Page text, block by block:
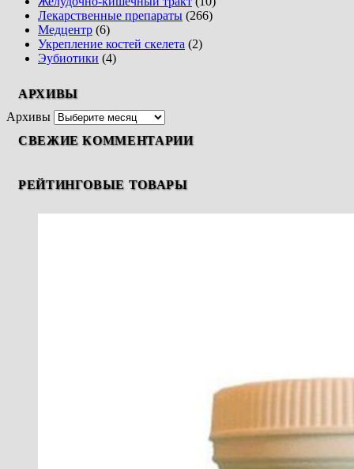
Лекарственные препараты (266)
Медцентр (6)
Укрепление костей скелета (2)
Эубиотики (4)
АРХИВЫ
Архивы
СВЕЖИЕ КОММЕНТАРИИ
РЕЙТИНГОВЫЕ ТОВАРЫ